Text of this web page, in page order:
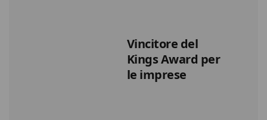
Vincitore del
Kings Award per
le imprese